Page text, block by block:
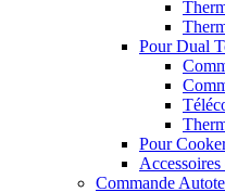
Pour Dual
Pour
Commande